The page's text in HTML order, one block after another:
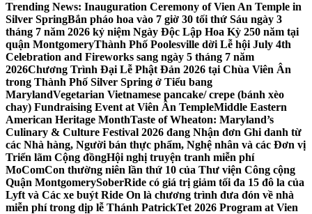
Trending News: Inauguration Ceremony of Vien An Temple in
Silver SpringBắn pháo hoa vào 7 giờ 30 tối thứ Sáu ngày 3
tháng 7 năm 2026 kỷ niệm Ngày Độc Lập Hoa Kỳ 250 năm tại
quận MontgomeryThành Phố Poolesville dời Lễ hội July 4th
Celebration and Fireworks sang ngày 5 tháng 7 năm
2026Chương Trình Đại Lễ Phật Đản 2026 tại Chùa Viên Ân
trong Thành Phố Silver Spring ở Tiểu bang
MarylandVegetarian Vietnamese pancake/ crepe (bánh xèo
chay) Fundraising Event at Viên Ân TempleMiddle Eastern
American Heritage MonthTaste of Wheaton: Maryland’s
Culinary & Culture Festival 2026 đang Nhận đơn Ghi danh từ
các Nhà hàng, Người bán thực phẩm, Nghệ nhân và các Đơn vị
Triển lãm Cộng đồngHội nghị truyện tranh miễn phí
MoComCon thường niên lần thứ 10 của Thư viện Công cộng
Quận MontgomerySoberRide có giá trị giảm tối đa 15 đô la của
Lyft và Các xe buýt Ride On là chương trình đưa đón về nhà
miễn phí trong dịp lễ Thánh PatrickTet 2026 Program at Vien